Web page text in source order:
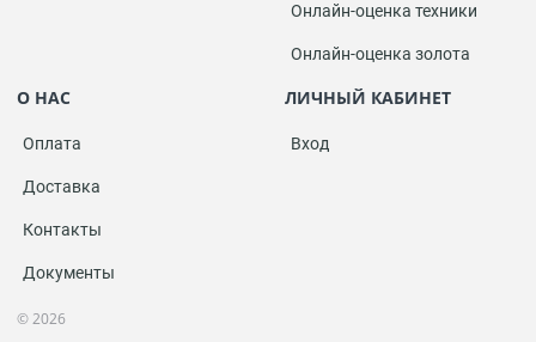
Онлайн-оценка техники
Онлайн-оценка золота
О НАС
Оплата
Доставка
Контакты
Документы
ЛИЧНЫЙ КАБИНЕТ
Вход
© 2026